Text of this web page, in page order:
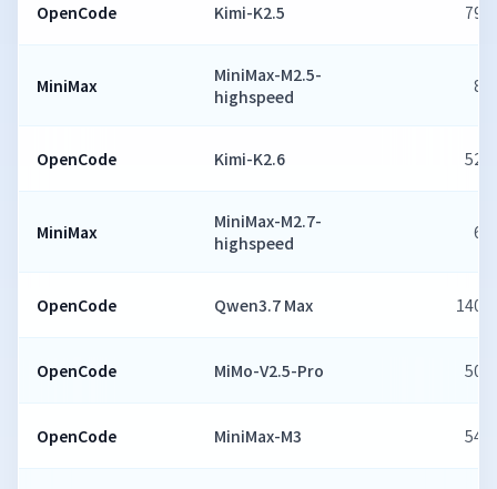
OpenCode Kimi-K2.5
MiniMax
MiniMax-M2.5-
highspeed
OpenCode Kimi-K2.6
MiniMax
MiniMax-M2.7-
highspeed
OpenCode Qwen3.7 Max
OpenCode MiMo-V2.5-Pro
OpenCode MiniMax-M3